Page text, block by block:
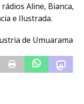
Aline, Bianca,
e Ilustrada.
de Umuarama